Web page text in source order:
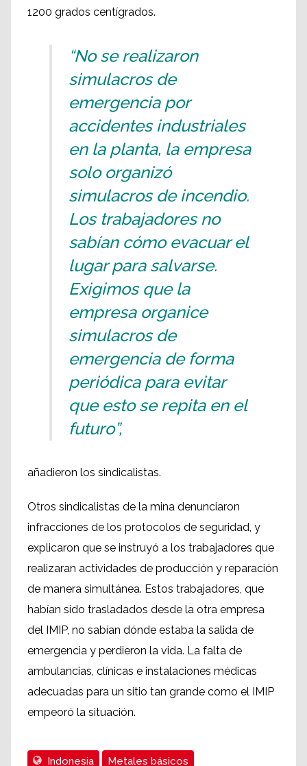
1200 grados centígrados.
“No se realizaron
simulacros de
emergencia por
accidentes industriales
en la planta, la empresa
solo organizó
simulacros de incendio.
Los trabajadores no
sabían cómo evacuar el
lugar para salvarse.
Exigimos que la
empresa organice
simulacros de
emergencia de forma
periódica para evitar
que esto se repita en el
futuro”,
añadieron los sindicalistas.
Otros sindicalistas de la mina denunciaron
infracciones de los protocolos de seguridad, y
explicaron que se instruyó a los trabajadores que
realizaran actividades de producción y reparación
de manera simultánea. Estos trabajadores, que
habían sido trasladados desde la otra empresa
del IMIP, no sabían dónde estaba la salida de
emergencia y perdieron la vida. La falta de
ambulancias, clínicas e instalaciones médicas
adecuadas para un sitio tan grande como el IMIP
empeoró la situación.
Indonesia Metales básicos